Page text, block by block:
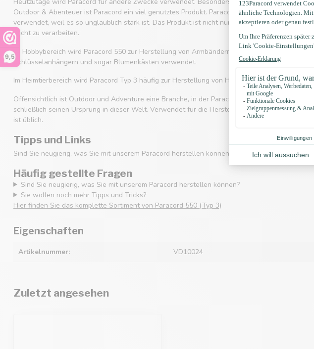
9,5
Outdoor & Abenteuer ist Paracord ein viel genutztes Produkt. Paracord wird auch in der
verwendet, weil es so unglaublich stark ist. Das Produkt ist nicht nur stabil, sondern auch
leicht zu verarbeiten.
Im Hobbybereich wird Paracord 550 zur Herstellung von Armbändern, Halsketten,
Schlüsselanhängern und sogar Blumenkästen verwendet.
Im Heimtierbereich wird Paracord Typ 3 häufig zur Herstellung von Halsbändern und Leinen
Offensichtlich ist Outdoor und Adventure eine Branche, in der Paracord 550 häufig eingesetzt
schließlich seinen Ursprung in dieser Welt. Verwendet für die Herstellung von Hängematten,
ist üblich.
Tipps und Links
Sind Sie neugierig, was Sie mit unserem Paracord herstellen können? Sehen Sie sich eines der
Häufig gestellte Fragen
Sind Sie neugierig, was Sie mit unserem Paracord herstellen können?
Sie wollen noch mehr Tipps und Tricks?
Hier finden Sie das komplette Sortiment von Paracord 550 (Typ 3)
Eigenschaften
Artikelnummer: VD10024
Zuletzt angesehen